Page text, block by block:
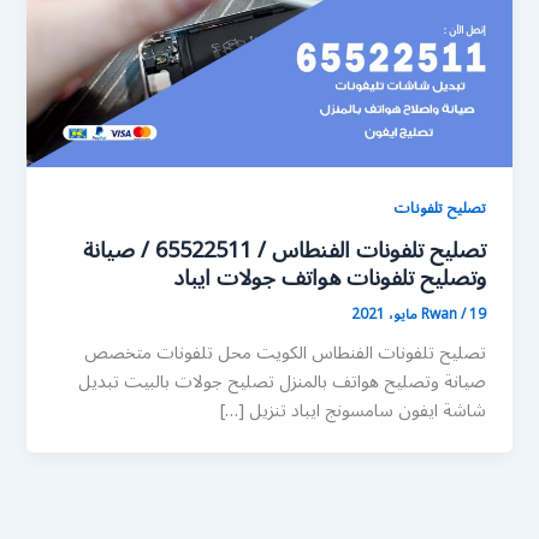
تصليح تلفونات
تصليح تلفونات الفنطاس / 65522511 / صيانة
وتصليح تلفونات هواتف جولات ايباد
Rwan/19 مايو، 2021
تصليح تلفونات الفنطاس الكويت محل تلفونات متخصص
صيانة وتصليح هواتف بالمنزل تصليح جولات بالبيت تبديل
شاشة ايفون سامسونج ايباد تنزيل […]